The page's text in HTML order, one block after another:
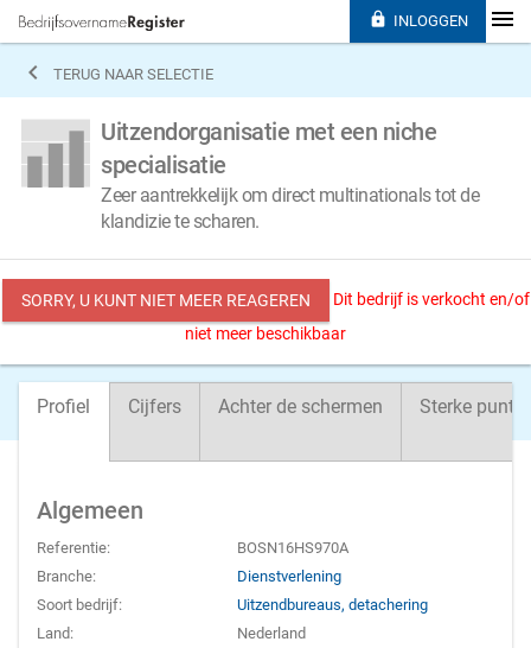
 TERUG NAAR SELECTIE
Uitzendorganisatie met een niche
specialisatie
Zeer aantrekkelijk om direct multinationals tot de
klandizie te scharen.
SORRY, U KUNT NIET MEER REAGEREN
Dit bedrijf is verkocht en/of
niet meer beschikbaar
Profiel Cijfers Achter de schermen Sterke
Algemeen
Referentie:
BOSN16HS970A
Branche:
Dienstverlening
Soort bedrijf:
Uitzendbureaus, detachering
Land:
Nederland
 INLOGGEN